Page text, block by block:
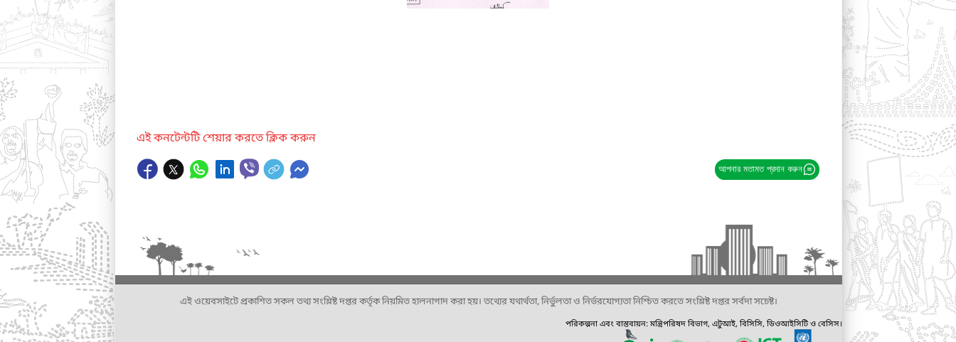
এই কনটেন্টটি শেয়ার করতে ক্লিক করুন
আপনার মতামত প্রদান করুন
এই ওয়েবসাইটে প্রকাশিত সকল তথ্য সংশ্লিষ্ট দপ্তর কর্তৃক নিয়মিত হালনাগাদ করা হয়। তথ্যের যথার্থতা, নির্ভুলতা ও নির্ভরযোগ্যতা নিশ্চিত করতে সংশ্লিষ্ট দপ্তর সর্বদা সচেষ্ট।
পরিকল্পনা এবং বাস্তবায়ন: মন্ত্রিপরিষদ বিভাগ, এটুআই, বিসিসি, ডিওআইসিটি ও বেসিস।